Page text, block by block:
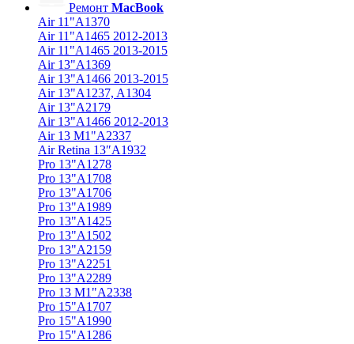
Ремонт MacBook
Air 11"A1370
Air 11"A1465 2012-2013
Air 11"A1465 2013-2015
Air 13"A1369
Air 13"A1466 2013-2015
Air 13"A1237, A1304
Air 13"A2179
Air 13"A1466 2012-2013
Air 13 M1"A2337
Air Retina 13″A1932
Pro 13"A1278
Pro 13"A1708
Pro 13"A1706
Pro 13"A1989
Pro 13"A1425
Pro 13"A1502
Pro 13"A2159
Pro 13"A2251
Pro 13"A2289
Pro 13 M1"A2338
Pro 15"A1707
Pro 15"A1990
Pro 15"A1286